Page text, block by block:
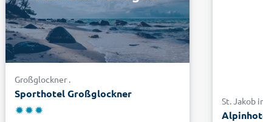
Großglockner .
Sporthotel Großglockner
St. Jakob